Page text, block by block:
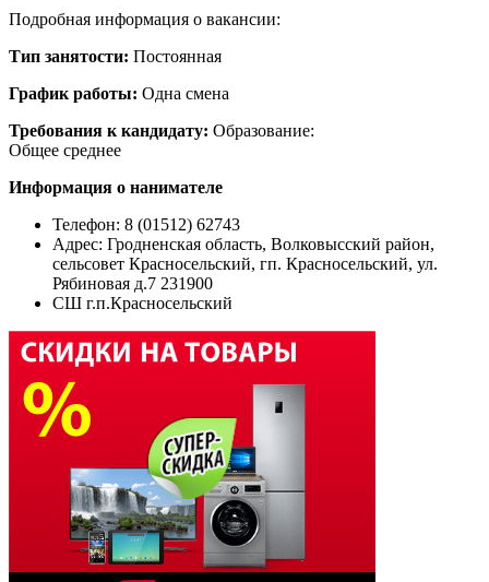
Подробная информация о вакансии:
Тип занятости: Постоянная
График работы: Одна смена
Требования к кандидату: Образование:
Общее среднее
Информация о нанимателе
Телефон: 8 (01512) 62743
Адрес: Гродненская область, Волковысский район,
сельсовет Красносельский, гп. Красносельский, ул.
Рябиновая д.7 231900
СШ г.п.Красносельский